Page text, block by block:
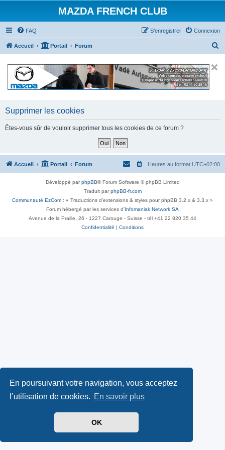
En poursuivant votre navigation, vous acceptez
l’utilisation de cookies. En savoir plus
OK
MAZDA FRENCH CLUB
FAQ Connexion
S’enregistrer
Accueil Portail Forum
Supprimer les cookies
Êtes-vous sûr de vouloir supprimer tous les cookies de ce forum ?
Accueil Portail Forum Heures au format UTC+02:00
Développé parphpBB® Forum Software © phpBB Limited
Traduit parphpBB-fr.com
Communauté EzCom : « Traductions d'extensions & styles pour phpBB 3.2.x & 3.3.x »
Forum hébergé par les services d’Infomaniak Network SA
Avenue de la Praille, 26 - 1227 Carouge - Suisse - tél +41 22 820 35 44
Confidentialité | Conditions